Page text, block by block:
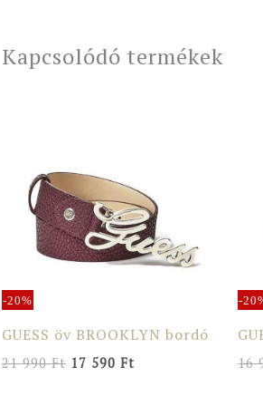
Kapcsolódó termékek
-20%
GUESS öv BROOKLYN bordó
21 990Ft 17 590 Ft
-
16